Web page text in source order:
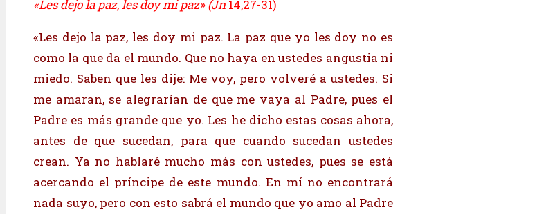
«Les dejo la paz, les doy mi paz» (Jn 14,27-31)
«Les dejo la paz, les doy mi paz. La paz que yo les doy no es
como la que da el mundo. Que no haya en ustedes angustia ni
miedo. Saben que les dije: Me voy, pero volveré a ustedes. Si
me amaran, se alegrarían de que me vaya al Padre, pues el
Padre es más grande que yo. Les he dicho estas cosas ahora,
antes de que sucedan, para que cuando sucedan ustedes
crean. Ya no hablaré mucho más con ustedes, pues se está
acercando el príncipe de este mundo. En mí no encontrará
nada suyo, pero con esto sabrá el mundo que yo amo al Padre